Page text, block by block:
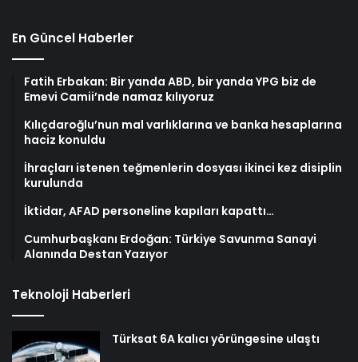
En Güncel Haberler
Fatih Erbakan: Bir yanda ABD, bir yanda YPG biz de
Emevi Camii’nde namaz kılıyoruz
Kılıçdaroğlu’nun mal varlıklarına ve banka hesaplarına
haciz konuldu
İhraçları istenen teğmenlerin dosyası ikinci kez disiplin
kurulunda
İktidar, AFAD personeline kapıları kapattı…
Cumhurbaşkanı Erdoğan: Türkiye Savunma Sanayi
Alanında Destan Yazıyor
Teknoloji Haberleri
Türksat 6A kalıcı yörüngesine ulaştı